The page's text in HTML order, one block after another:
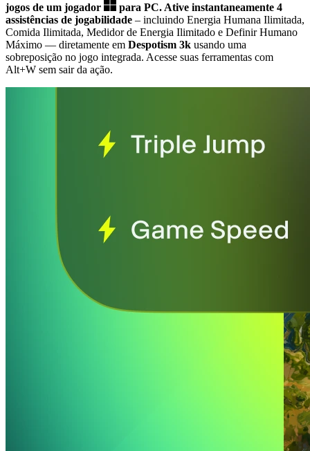
jogos de um jogador
para PC. Ative instantaneamente 4
assistências de jogabilidade – incluindo Energia Humana Ilimitada,
Comida Ilimitada, Medidor de Energia Ilimitado e Definir Humano
Máximo — diretamente em Despotism 3k usando uma
sobreposição no jogo integrada. Acesse suas ferramentas com
Alt+W sem sair da ação.